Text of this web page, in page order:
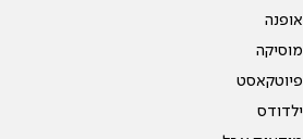
אופנה
מוסיקה
פיוטקאסט
ילדודס